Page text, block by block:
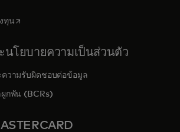
ทุนopens in a new tab
นโยบายความเป็นส่วนตัว
วามรับผิดชอบต่อข้อมูล
กพัน (BCRs)